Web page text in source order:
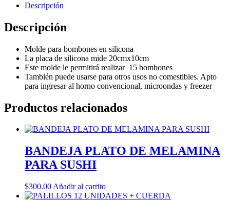
Descripción
Descripción
Molde para bombones en silicona
La placa de silicona mide 20cmx10cm
Este molde le permitirá realizar 15 bombones
También puede usarse para otros usos no comestibles. Apto
para ingresar al horno convencional, microondas y freezer
Productos relacionados
BANDEJA PLATO DE MELAMINA
PARA SUSHI
$300.00 Añadir al carrito